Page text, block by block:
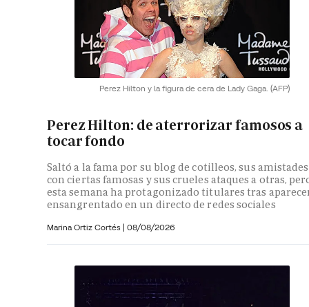
Perez Hilton y la figura de cera de Lady Gaga. (AFP)
Perez Hilton: de aterrorizar famosos a
tocar fondo
Saltó a la fama por su blog de cotilleos, sus amistades
con ciertas famosas y sus crueles ataques a otras,
esta semana ha protagonizado titulares tras
ensangrentado en un directo de redes sociales
Marina Ortiz Cortés | 08/08/2026